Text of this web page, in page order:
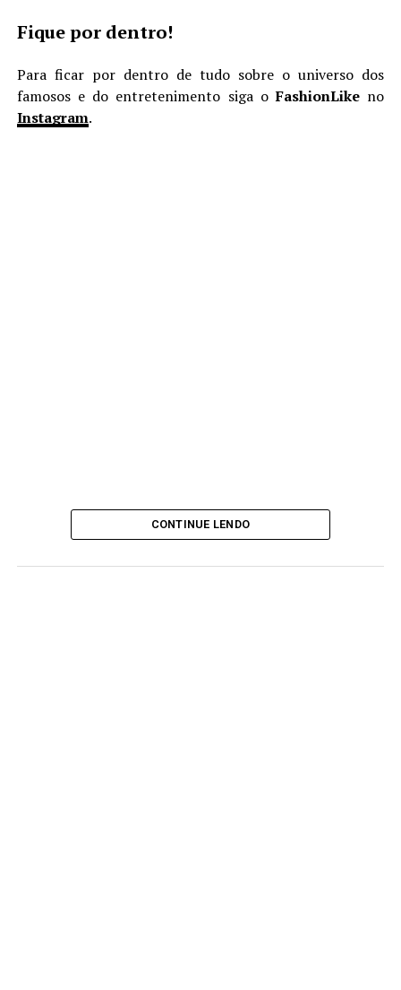
Fique por dentro!
Para ficar por dentro de tudo sobre o universo dos
famosos e do entretenimento siga oFashionLike no
Instagram.
CONTINUE LENDO